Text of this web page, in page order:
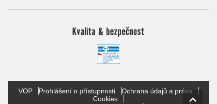
Kvalita & bezpečnost
VOP Prohlášení o přístupnosti
Ochrana údajů a právo
Cookies